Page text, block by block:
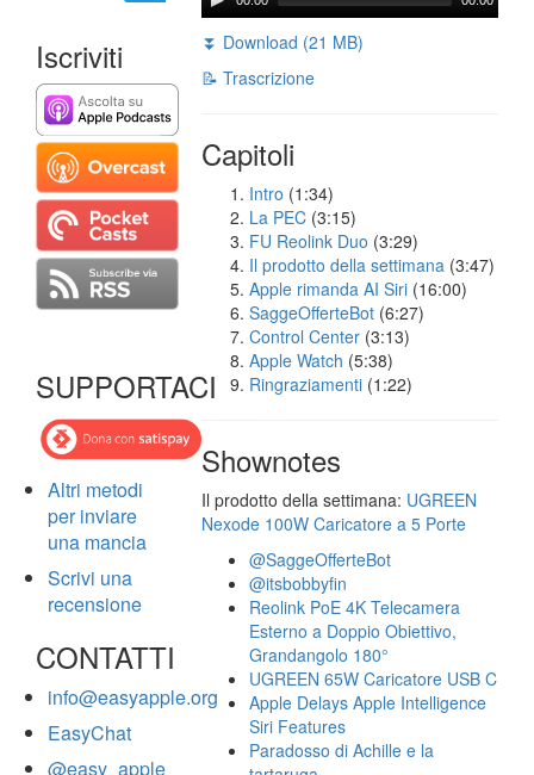
Iscriviti
SUPPORTACI
Altri metodi
per inviare
una mancia
Scrivi una
recensione
CONTATTI
info@easyapple.org
EasyChat
@easy_apple
⏬ Download (21 MB)
📝 Trascrizione
Capitoli
Intro (1:34)
La PEC (3:15)
FU Reolink Duo (3:29)
Il prodotto della settimana (3:47)
Apple rimanda AI Siri (16:00)
SaggeOfferteBot (6:27)
Control Center (3:13)
Apple Watch (5:38)
Ringraziamenti (1:22)
Shownotes
Il prodotto della settimana: UGREEN
Nexode 100W Caricatore a 5 Porte
@SaggeOfferteBot
@itsbobbyfin
Reolink PoE 4K Telecamera
Esterno a Doppio Obiettivo,
Grandangolo 180°
UGREEN 65W Caricatore USB C
Apple Delays Apple Intelligence
Siri Features
Paradosso di Achille e la